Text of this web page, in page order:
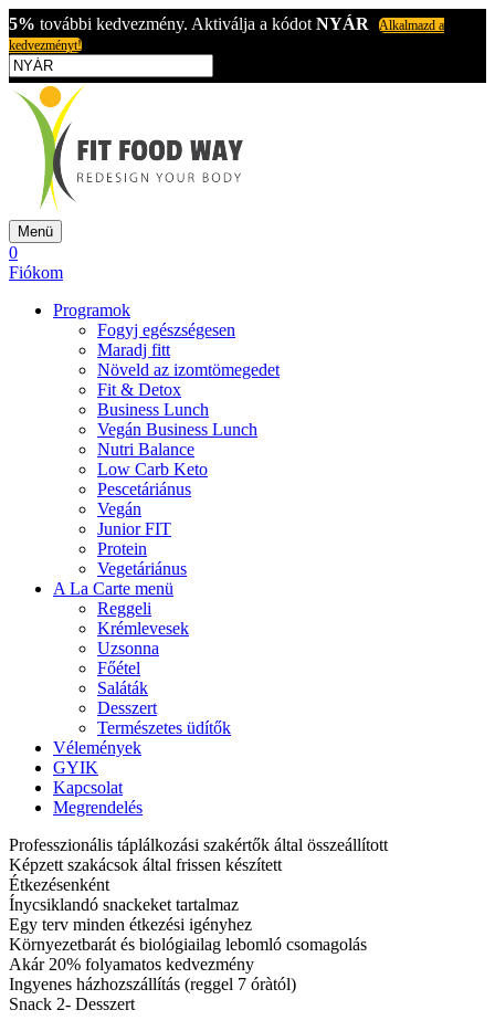
5% további kedvezmény. Aktiválja a kódot NYÁR
Alkalmazd a
kedvezményt!
Menü
0
Fiókom
Programok
Fogyj egészségesen
Maradj fitt
Növeld az izomtömegedet
Fit & Detox
Business Lunch
Vegán Business Lunch
Nutri Balance
Low Carb Keto
Pescetáriánus
Vegán
Junior FIT
Protein
Vegetáriánus
A La Carte menü
Reggeli
Krémlevesek
Uzsonna
Főétel
Saláták
Desszert
Természetes üdítők
Vélemények
GYIK
Kapcsolat
Megrendelés
Professzionális táplálkozási szakértők által összeállított
Képzett szakácsok által frissen készített
Étkezésenként
Ínycsiklandó snackeket tartalmaz
Egy terv minden étkezési igényhez
Környezetbarát és biológiailag lebomló csomagolás
Akár 20% folyamatos kedvezmény
Ingyenes házhozszállítás (reggel 7 óràtól)
Snack 2- Desszert